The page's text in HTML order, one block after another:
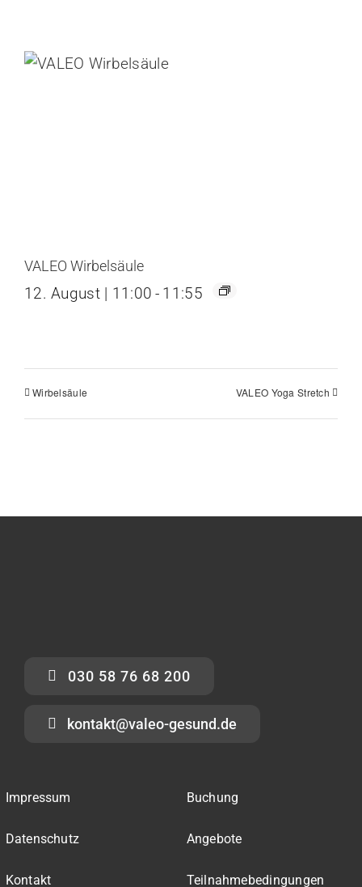
VALEO Wirbelsäule
12. August | 11:00 - 11:55
Wirbelsäule VALEO Yoga Stretch
030 58 76 68 200
kontakt@valeo-gesund.de
Impressum
Datenschutz
Kontakt
Buchung
Angebote
Teilnahmebedingungen